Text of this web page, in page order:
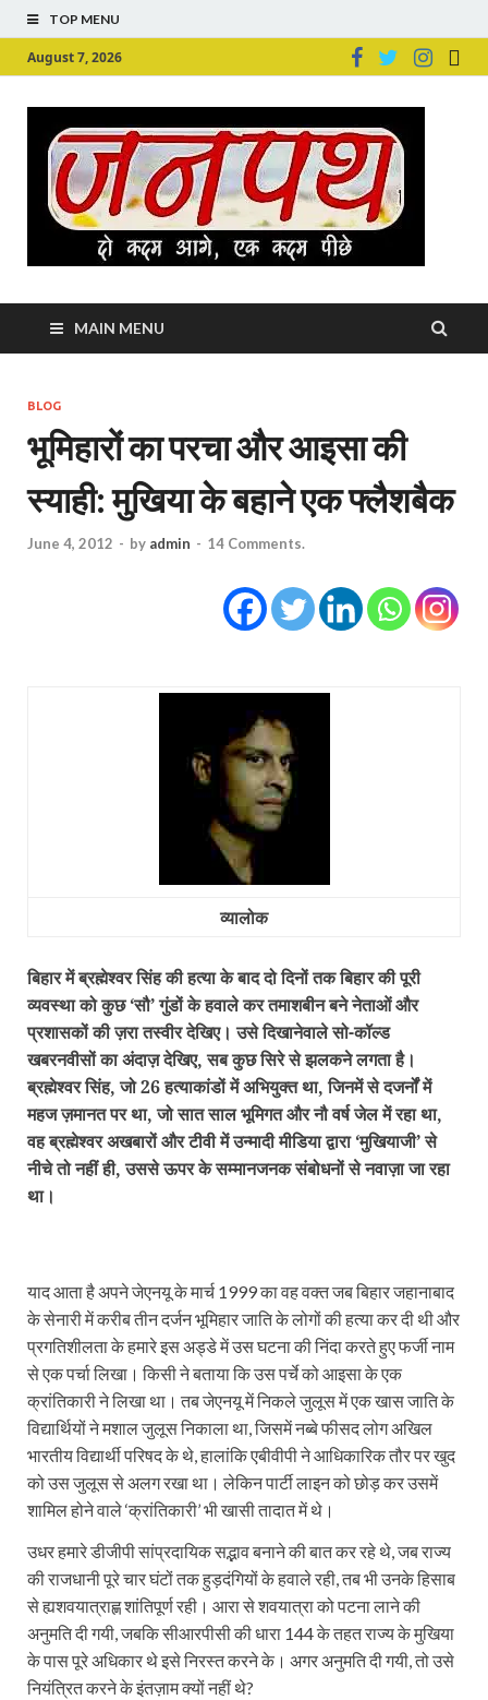
TOP MENU
August 7, 2026
MAIN MENU
BLOG
भूमिहारों का परचा और आइसा की
स्‍याही: मुखिया के बहाने एक फ्लैशबैक
June 4, 2012 - by admin - 14 Comments.
व्‍यालोक
बिहार में ब्रह्मेश्वर सिंह की हत्या के बाद दो दिनों तक बिहार की पूरी
व्यवस्था को कुछ ‘सौ’ गुंडों के हवाले कर तमाशबीन बने नेताओं और
प्रशासकों की ज़रा तस्वीर देखिए। उसे दिखानेवाले सो-कॉल्ड
खबरनवीसों का अंदाज़ देखिए, सब कुछ सिरे से झलकने लगता है।
ब्रह्मेश्वर सिंह, जो 26 हत्याकांडों में अभियुक्त था, जिनमें से दजर्नों में
महज ज़मानत पर था, जो सात साल भूमिगत और नौ वर्ष जेल में रहा था,
वह ब्रह्मेश्वर अखबारों और टीवी में उन्मादी मीडिया द्वारा ‘मुखियाजी’ से
नीचे तो नहीं ही, उससे ऊपर के सम्मानजनक संबोधनों से नवाज़ा जा रहा
था।
याद आता है अपने जेएनयू के मार्च 1999 का वह वक्त जब बिहार जहानाबाद
के सेनारी में करीब तीन दर्जन भूमिहार जाति के लोगों की हत्या कर दी थी और
प्रगतिशीलता के हमारे इस अड्डे में उस घटना की निंदा करते हुए फर्जी नाम
से एक पर्चा लिखा। किसी ने बताया कि उस पर्चे को आइसा के एक
क्रांतिकारी ने लिखा था। तब जेएनयू में निकले जुलूस में एक खास जाति के
विद्यार्थियों ने मशाल जुलूस निकाला था, जिसमें नब्बे फीसद लोग अखिल
भारतीय विद्यार्थी परिषद के थे, हालांकि एबीवीपी ने आधिकारिक तौर पर खुद
को उस जुलूस से अलग रखा था। लेकिन पार्टी लाइन को छोड़ कर उसमें
शामिल होने वाले ‘क्रांतिकारी’ भी खासी तादात में थे।
उधर हमारे डीजीपी सांप्रदायिक सद्भाव बनाने की बात कर रहे थे, जब राज्य
की राजधानी पूरे चार घंटों तक हुड़दंगियों के हवाले रही, तब भी उनके हिसाब
से ह्यशवयात्राह्ण शांतिपूर्ण रही। आरा से शवयात्रा को पटना लाने की
अनुमति दी गयी, जबकि सीआरपीसी की धारा 144 के तहत राज्य के मुखिया
के पास पूरे अधिकार थे इसे निरस्त करने के। अगर अनुमति दी गयी, तो उसे
नियंत्रित करने के इंतज़ाम क्यों नहीं थे?